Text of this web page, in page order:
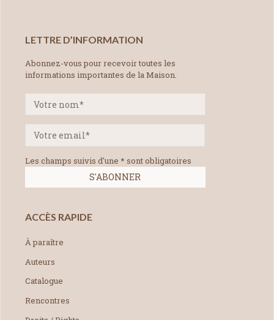
LETTRE D’INFORMATION
Abonnez-vous pour recevoir toutes les
informations importantes de la Maison.
Les champs suivis d'une * sont obligatoires
ACCÈS RAPIDE
À paraître
Auteurs
Catalogue
Rencontres